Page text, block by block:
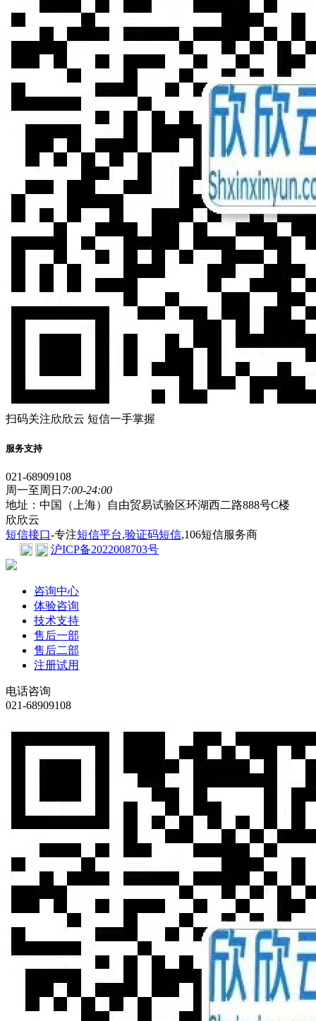
扫码关注欣欣云 短信一手掌握
服务支持
021-68909108
周一至周日 7:00-24:00
地址：中国（上海）自由贸易试验区环湖西二路888号C楼
欣欣云
短信接口-专注短信平台,验证码短信,106短信服务商
沪ICP备2022008703号
咨询中心
体验咨询
技术支持
售后一部
售后二部
注册试用
电话咨询
021-68909108